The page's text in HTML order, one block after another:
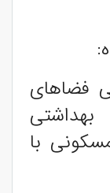
فضاهای
با